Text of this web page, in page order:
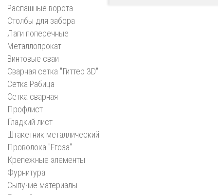
Распашные ворота
Столбы для забора
Лаги поперечные
Металлопрокат
Винтовые сваи
Сварная сетка "Гиттер 3D"
Сетка Рабица
Сетка сварная
Профлист
Гладкий лист
Штакетник металлический
Проволока "Егоза"
Крепежные элементы
Фурнитура
Сыпучие материалы